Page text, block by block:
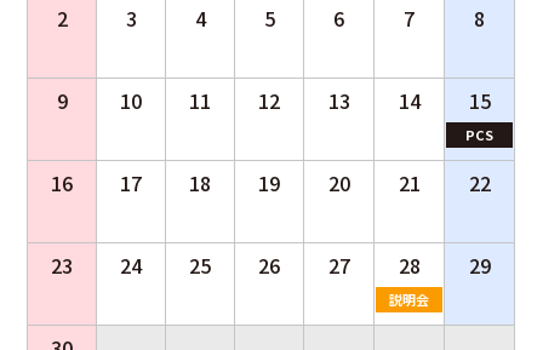
2 3 4 5 6 7 8
9 10 11 12 13 14 15
PCS
16 17 18 19 20 21 22
23 24 25 26 27 28
説明会
29